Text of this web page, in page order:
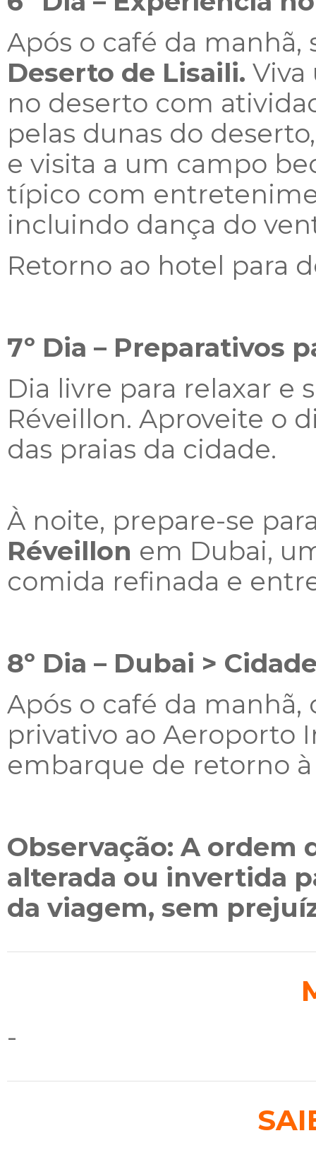
Após o café da manhã,
Deserto de Lisaili.
no deserto com
pelas dunas do
e visita a um campo
típico com
incluindo dança do
Retorno ao hotel para
7º Dia – Preparativos
Dia livre para relaxar e
Réveillon. Aproveite o
das praias da cidade.
À noite, prepare-se
Réveillon em Dubai,
comida refinada e
8º Dia – Dubai >
Após o café da
privativo ao Aeroporto
embarque de retorno
Observação: A ordem
alterada ou invertida
da viagem, sem
-